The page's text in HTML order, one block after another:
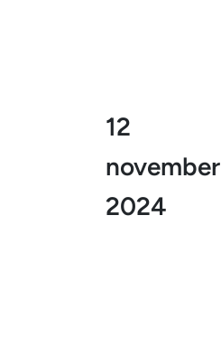
12
november
2024